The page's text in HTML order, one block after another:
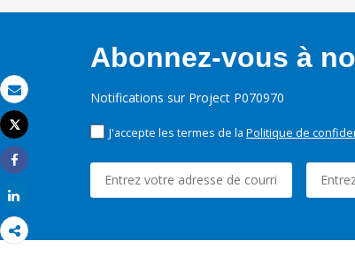
Email
Imprimer
Tweet
Share
Abonnez-vous à
Notifications sur Project P070970
J'accepte les termes de la Politique de